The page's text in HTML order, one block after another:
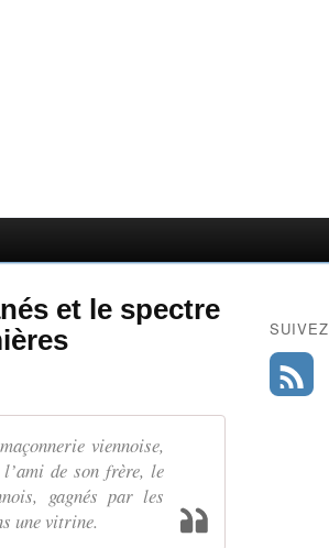
et le spectre
viennoise,
de son frère, le
gagnés par les
une vitrine.